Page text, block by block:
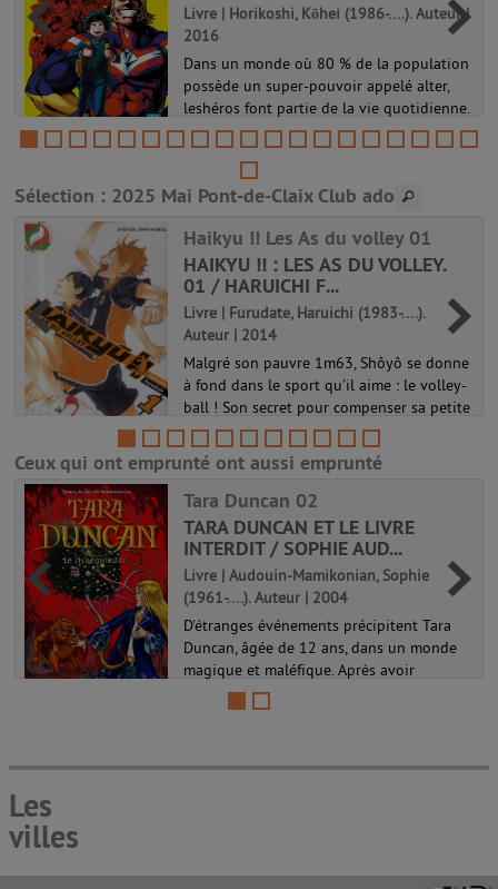
Livre | Horikoshi, Kōhei (1986-....). Auteur |
2016
Dans un monde où 80 % de la population
possède un super-pouvoir appelé alter,
leshéros font partie de la vie quotidienne.
Et les super-vilains aussi ! Face à eux se
dressel'invincible All Might, le plus
puissant des héros ! Le jeu...
My hero academia 01
Sélection : 2025 Mai Pont-de-Claix Club ado
Haikyu !! Les As du volley 01
HAIKYU !! : LES AS DU VOLLEY.
01 / HARUICHI F...
Livre | Furudate, Haruichi (1983-....).
Auteur | 2014
Malgré son pauvre 1m63, Shôyô se donne
à fond dans le sport qu'il aime : le volley-
ball ! Son secret pour compenser sa petite
taille : une détente phénoménale ! En
intégrant la section volley du lycée
Karasuno, notre rookie est dé...
Haikyu !! Les As du volley 01
Ceux qui ont emprunté ont aussi emprunté
Tara Duncan 02
TARA DUNCAN ET LE LIVRE
INTERDIT / SOPHIE AUD...
Livre | Audouin-Mamikonian, Sophie
(1961-....). Auteur | 2004
D'étranges événements précipitent Tara
Duncan, âgée de 12 ans, dans un monde
magique et maléfique. Après avoir
échappé à Magister, le maître des
Sangraves, Tara doit repartir en urgence
Les
villes